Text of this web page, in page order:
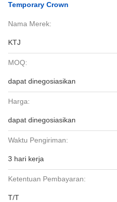
Temporary Crown
Nama Merek:
KTJ
MOQ:
dapat dinegosiasikan
Harga:
dapat dinegosiasikan
Waktu Pengiriman:
3 hari kerja
Ketentuan Pembayaran:
T/T